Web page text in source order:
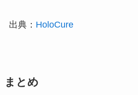
出典： HoloCure
まとめ